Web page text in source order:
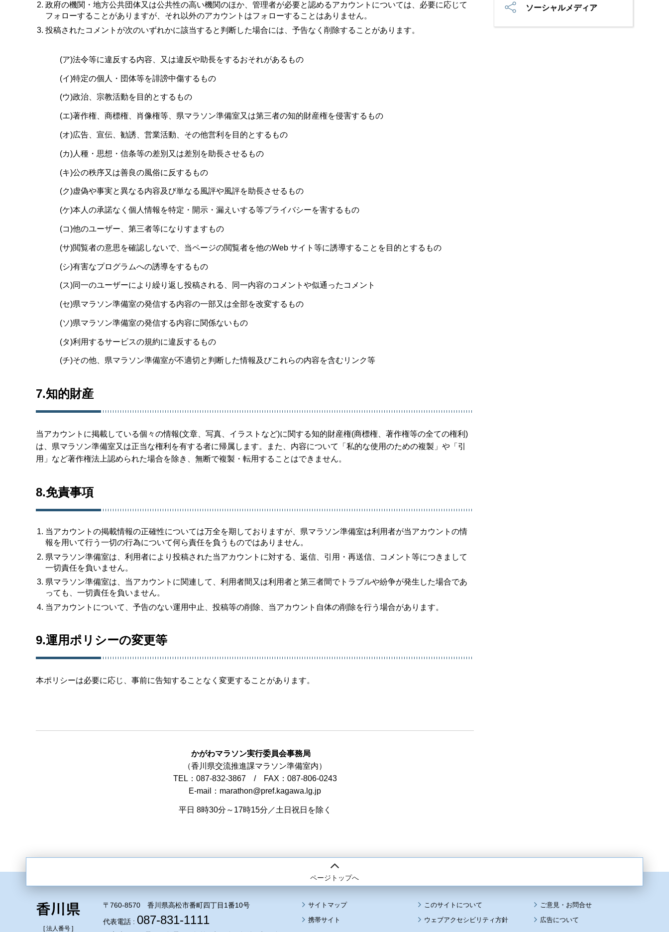
政府の機関・地方公共団体又は公共性の高い機関のほか、管理者が必要と認めるアカウントについては、必要に応じて
フォローすることがありますが、それ以外のアカウントはフォローすることはありません。
投稿されたコメントが次のいずれかに該当すると判断した場合には、予告なく削除することがあります。
(ア)法令等に違反する内容、又は違反や助長をするおそれがあるもの
(イ)特定の個人・団体等を誹謗中傷するもの
(ウ)政治、宗教活動を目的とするもの
(エ)著作権、商標権、肖像権等、県マラソン準備室又は第三者の知的財産権を侵害するもの
(オ)広告、宣伝、勧誘、営業活動、その他営利を目的とするもの
(カ)人種・思想・信条等の差別又は差別を助長させるもの
(キ)公の秩序又は善良の風俗に反するもの
(ク)虚偽や事実と異なる内容及び単なる風評や風評を助長させるもの
(ケ)本人の承諾なく個人情報を特定・開示・漏えいする等プライバシーを害するもの
(コ)他のユーザー、第三者等になりすますもの
(サ)閲覧者の意思を確認しないで、当ページの閲覧者を他のWeb サイト等に誘導することを目的とするもの
(シ)有害なプログラムへの誘導をするもの
(ス)同一のユーザーにより繰り返し投稿される、同一内容のコメントや似通ったコメント
(セ)県マラソン準備室の発信する内容の一部又は全部を改変するもの
(ソ)県マラソン準備室の発信する内容に関係ないもの
(タ)利用するサービスの規約に違反するもの
(チ)その他、県マラソン準備室が不適切と判断した情報及びこれらの内容を含むリンク等
7.知的財産
当アカウントに掲載している個々の情報(文章、写真、イラストなど)に関する知的財産権(商標権、著作権等の全ての権利)
は、県マラソン準備室又は正当な権利を有する者に帰属します。また、内容について「私的な使用のための複製」や「引
用」など著作権法上認められた場合を除き、無断で複製・転用することはできません。
8.免責事項
当アカウントの掲載情報の正確性については万全を期しておりますが、県マラソン準備室は利用者が当アカウントの情
報を用いて行う一切の行為について何ら責任を負うものではありません。
県マラソン準備室は、利用者により投稿された当アカウントに対する、返信、引用・再送信、コメント等につきまして
一切責任を負いません。
県マラソン準備室は、当アカウントに関連して、利用者間又は利用者と第三者間でトラブルや紛争が発生した場合であ
っても、一切責任を負いません。
当アカウントについて、予告のない運用中止、投稿等の削除、当アカウント自体の削除を行う場合があります。
9.運用ポリシーの変更等
本ポリシーは必要に応じ、事前に告知することなく変更することがあります。
かがわマラソン実行委員会事務局
（香川県交流推進課マラソン準備室内）
TEL：087-832-3867 / FAX：087-806-0243
E-mail：marathon@pref.kagawa.lg.jp
平日 8時30分～17時15分／土日祝日を除く
ソーシャルメディア
ページトップへ
[ 法人番号 ]
〒760-8570 香川県高松市番町四丁目1番10号
代表電話 : 087-831-1111
サイトマップ
このサイトについて
携帯サイト
ウェブアクセシビリティ方針 広告について